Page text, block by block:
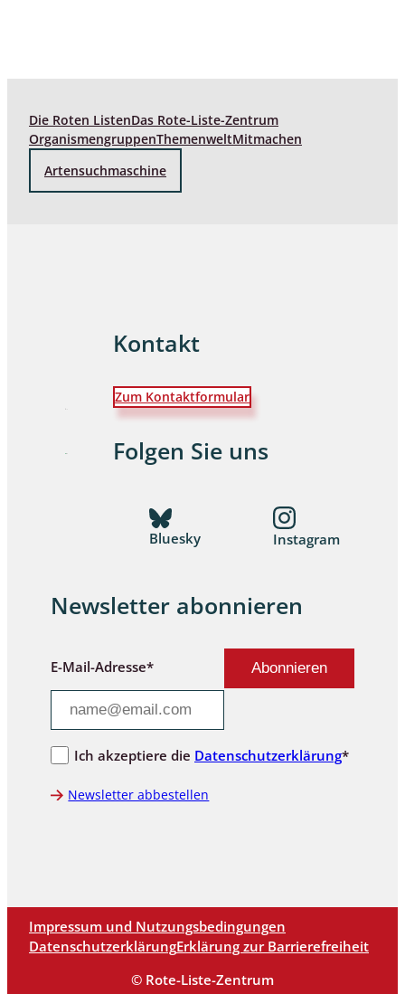
Die Roten ListenDas Rote-Liste-Zentrum
OrganismengruppenThemenweltMitmachen
Artensuchmaschine
Kontakt
Zum Kontaktformular
Folgen Sie uns
Bluesky Instagram
Newsletter abonnieren
E-Mail-Adresse*
Ich akzeptiere die Datenschutzerklärung*
Newsletter abbestellen
Impressum und Nutzungsbedingungen
DatenschutzerklärungErklärung zur Barrierefreiheit
© Rote-Liste-Zentrum